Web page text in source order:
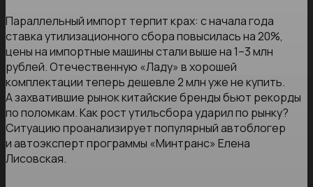
Параллельный импорт терпит крах: с начала года
ставка утилизационного сбора повысилась на 20%,
цены на импортные машины стали выше на 1–3 млн
рублей. Отечественную «Ладу» в хорошей
комплектации теперь дешевле 2 млн уже не купить.
А захватившие рынок китайские бренды бьют рекорды
по поломкам. Как рост утильсбора ударил по рынку?
Ситуацию проанализирует популярный автоблогер
и автоэксперт программы «Минтранс» Елена
Лисовская.